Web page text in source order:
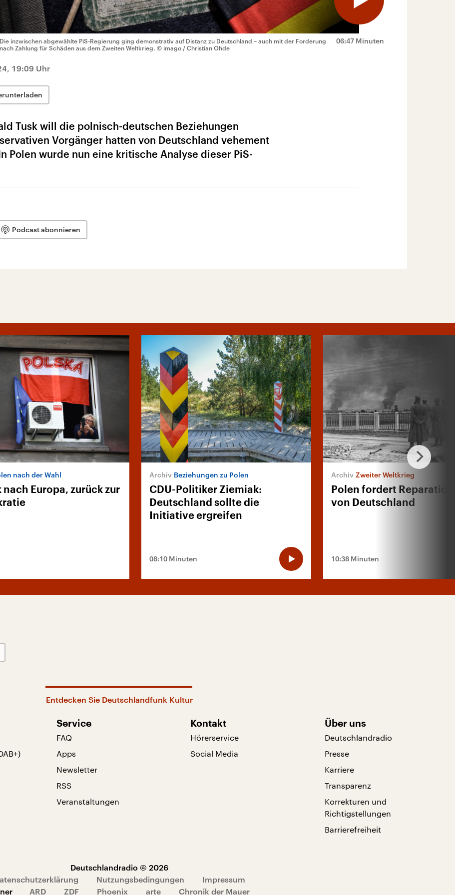
06:47 Minuten
Die inzwischen abgewählte PiS-Regierung ging demonstrativ auf Distanz zu Deutschland – auch mit der Forderung
nach Zahlung für Schäden aus dem Zweiten Weltkrieg. © imago / Christian Ohde
19:09 Uhr
Tusk will die polnisch-deutschen Beziehungen
Vorgänger hatten von Deutschland vehement
Polen wurde nun eine kritische Analyse dieser PiS-
Podcast abonnieren
nach der Wahl
nach Europa, zurück zur
Beziehungen zu Polen
CDU-Politiker Ziemiak:
Deutschland sollte die
Initiative ergreifen
08:10 Minuten
Zweiter Weltkrieg
Polen fordert
von Deutschland
10:38 Minuten
Entdecken Sie Deutschlandfunk Kultur
Service
FAQ
Apps
Newsletter
RSS
Veranstaltungen
Kontakt
Hörerservice
Social Media
Über uns
Deutschlandradio
Presse
Karriere
Transparenz
Korrekturen und
Richtigstellungen
Barrierefreiheit
Deutschlandradio © 2026
Nutzungsbedingungen
Impressum
ARD ZDF Phoenix arte Chronik der Mauer